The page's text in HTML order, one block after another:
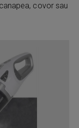
covor sau